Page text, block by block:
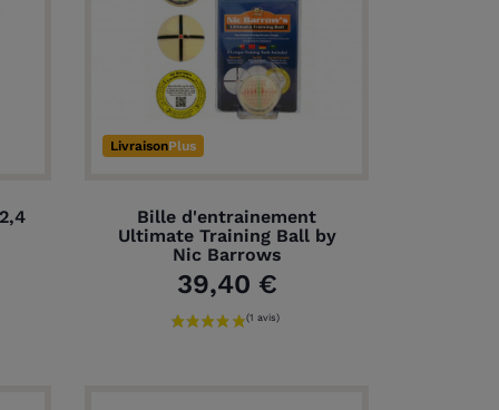
LivraisonPlus
Bille d'entrainement
Ultimate Training Ball by
Nic Barrows
39,40 €